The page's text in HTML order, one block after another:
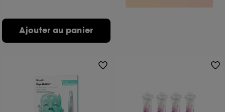
Ajouter au panier